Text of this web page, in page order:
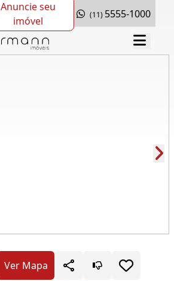
Anuncie seu
imóvel
(11) 5555-1000
Ver Mapa